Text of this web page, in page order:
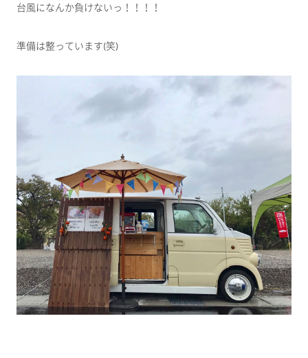
台風になんか負けないっ！！！！
準備は整っています(笑)